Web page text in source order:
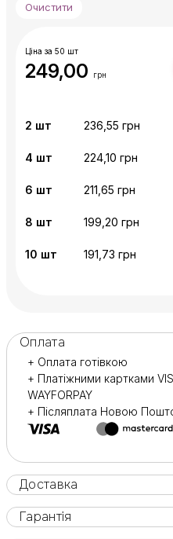
Очистити
Ціна за 50 шт
249,00 грн
2 шт 236,55 грн
4 шт 224,10 грн
6 шт 211,65 грн
8 шт 199,20 грн
10 шт 191,73 грн
Оплата
+ Оплата готівкою
+ Платіжними картками
WAYFORPAY
+ Післяплата Новою
Доставка
Гарантія